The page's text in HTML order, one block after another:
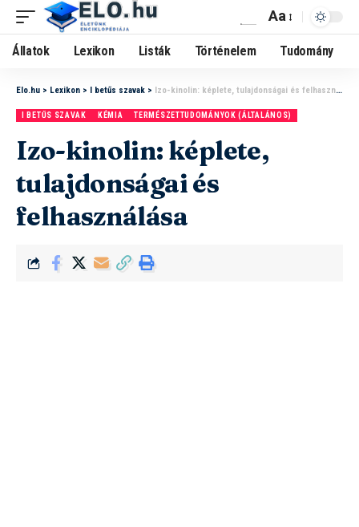
Aa
Állatok Lexikon Listák Történelem Tudomány
Elo.hu > Lexikon > I betűs szavak > Izo-kinolin: képlete, tulajdonságai és felhasználása
I BETŰS SZAVAK KÉMIA TERMÉSZETTUDOMÁNYOK (ÁLTALÁNOS)
Izo-kinolin: képlete,
tulajdonságai és
felhasználása